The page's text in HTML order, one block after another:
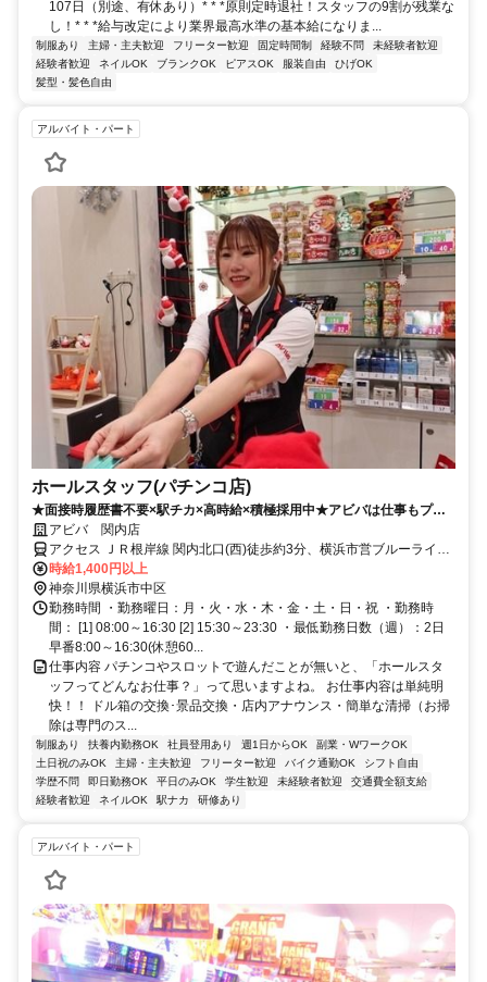
107日（別途、有休あり）* * *原則定時退社！スタッフの9割が残業な
し！* * *給与改定により業界最高水準の基本給になりま...
制服あり 主婦・主夫歓迎 フリーター歓迎 固定時間制 経験不問
未経験者歓迎
経験者歓迎
ネイルOK ブランクOK ピアスOK 服装自由
ひげOK
髪型・髪色自由
アルバイト・パート
ホールスタッフ(パチンコ店)
★面接時履歴書不要×駅チカ×高時給×積極採用中★アビバは仕事もプラ
イベートも一生懸命です♪
アビバ 関内店
アクセス ＪＲ根岸線 関内北口(西)徒歩約3分、横浜市営ブルーライン
関内北口(西)徒歩約3分、横浜市営ブルーライン 伊勢佐木長者町3A口
徒歩約6分
時給1,400円以上
神奈川県横浜市中区
勤務時間 ・勤務曜日：月・火・水・木・金・土・日・祝 ・勤務時
間： [1] 08:00～16:30 [2] 15:30～23:30 ・最低勤務日数（週）：2日
早番8:00～16:30(休憩60...
仕事内容 パチンコやスロットで遊んだことが無いと、「ホールスタ
ッフってどんなお仕事？」って思いますよね。 お仕事内容は単純明
快！！ ドル箱の交換･景品交換・店内アナウンス・簡単な清掃（お掃
除は専門のス...
制服あり 扶養内勤務OK 社員登用あり 週1日からOK
副業・WワークOK
土日祝のみOK
主婦・主夫歓迎 フリーター歓迎 バイク通勤OK
シフト自由
学歴不問
即日勤務OK 平日のみOK 学生歓迎 未経験者歓迎
交通費全額支給
経験者歓迎
ネイルOK 駅ナカ 研修あり
アルバイト・パート